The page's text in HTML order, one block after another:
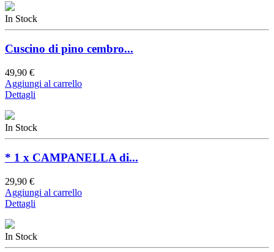
In Stock
Cuscino di pino cembro...
49,90 €
Aggiungi al carrello
Dettagli
In Stock
* 1 x CAMPANELLA di...
29,90 €
Aggiungi al carrello
Dettagli
In Stock